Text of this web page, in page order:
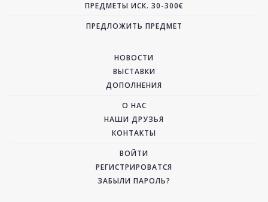
ПРЕДМЕТЫ ИСК. 30-300€
ПРЕДЛОЖИТЬ ПРЕДМЕТ
НОВОСТИ
ВЫСТАВКИ
ДОПОЛНЕНИЯ
О НАС
НАШИ ДРУЗЬЯ
КОНТАКТЫ
ВОЙТИ
РЕГИСТРИРОВАТСЯ
ЗАБЫЛИ ПАРОЛЬ?